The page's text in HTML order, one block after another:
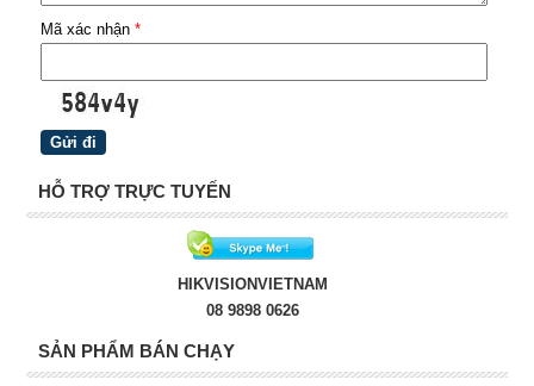
Mã xác nhận *
HỖ TRỢ TRỰC TUYẾN
HIKVISIONVIETNAM
08 9898 0626
SẢN PHẨM BÁN CHẠY